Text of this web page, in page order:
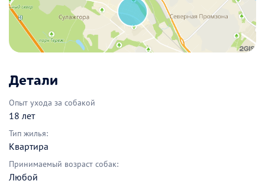
Детали
Опыт ухода за собакой
18 лет
Тип жилья:
Квартира
Принимаемый возраст собак:
Любой